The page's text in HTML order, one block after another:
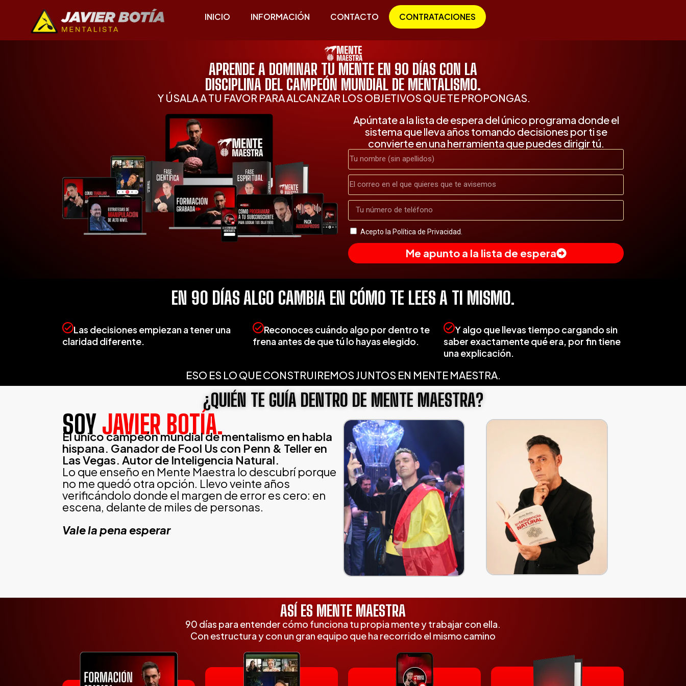
INICIO INFORMACIÓN CONTACTO CONTRATACIONES
APRENDE A DOMINAR TU MENTE EN 90 DÍAS CON LA
DISCIPLINA DEL CAMPEÓN MUNDIAL DE MENTALISMO.
Y ÚSALA A TU FAVOR PARA ALCANZAR LOS OBJETIVOS QUE TE PROPONGAS.
Apúntate a la lista de espera del único programa donde el
sistema que lleva años tomando decisiones por ti se
convierte en una herramienta que puedes dirigir tú.
Acepto la Política de Privacidad.
Me apunto a la lista de espera
EN 90 DÍAS ALGO CAMBIA EN CÓMO TE LEES A TI MISMO.
Las decisiones empiezan a tener una
claridad diferente.
Reconoces cuándo algo por dentro te
frena antes de que tú lo hayas elegido.
Y algo que llevas tiempo cargando sin
saber exactamente qué era, por fin tiene
una explicación.
ESO ES LO QUE CONSTRUIREMOS JUNTOS EN MENTE MAESTRA.
¿QUIÉN TE GUÍA DENTRO DE MENTE MAESTRA?
SOY JAVIER BOTÍA.
El único campeón mundial de mentalismo en habla
hispana. Ganador de Fool Us con Penn & Teller en
Las Vegas. Autor de Inteligencia Natural.
Lo que enseño en Mente Maestra lo descubrí porque
no me quedó otra opción. Llevo veinte años
verificándolo donde el margen de error es cero: en
escena, delante de miles de personas.
Vale la pena esperar
ASÍ ES MENTE MAESTRA
90 días para entender cómo funciona tu propia mente y trabajar con ella.
Con estructura y con un gran equipo que ha recorrido el mismo camino